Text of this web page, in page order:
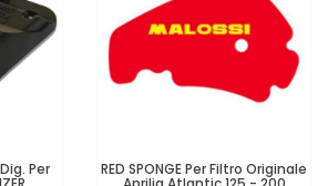
Per RED SPONGE Per Filtro Originale